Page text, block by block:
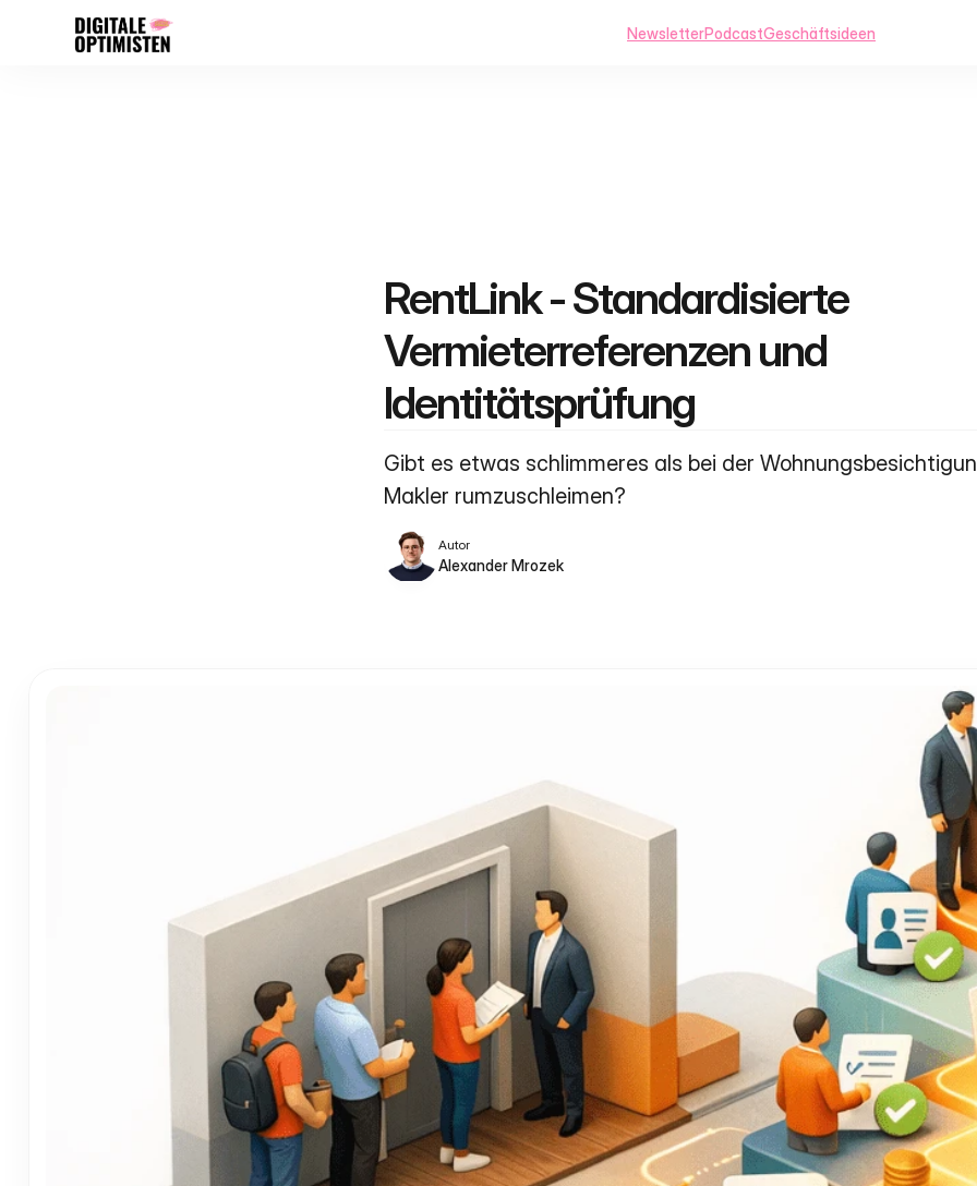
NewsletterPodcastGeschäftsideen
RentLink - Standardisierte
Vermieterreferenzen und
Identitätsprüfung
Gibt es etwas schlimmeres als bei der
Makler rumzuschleimen?
Autor
Alexander Mrozek